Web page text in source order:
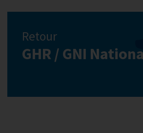
Retour
GHR / GNI